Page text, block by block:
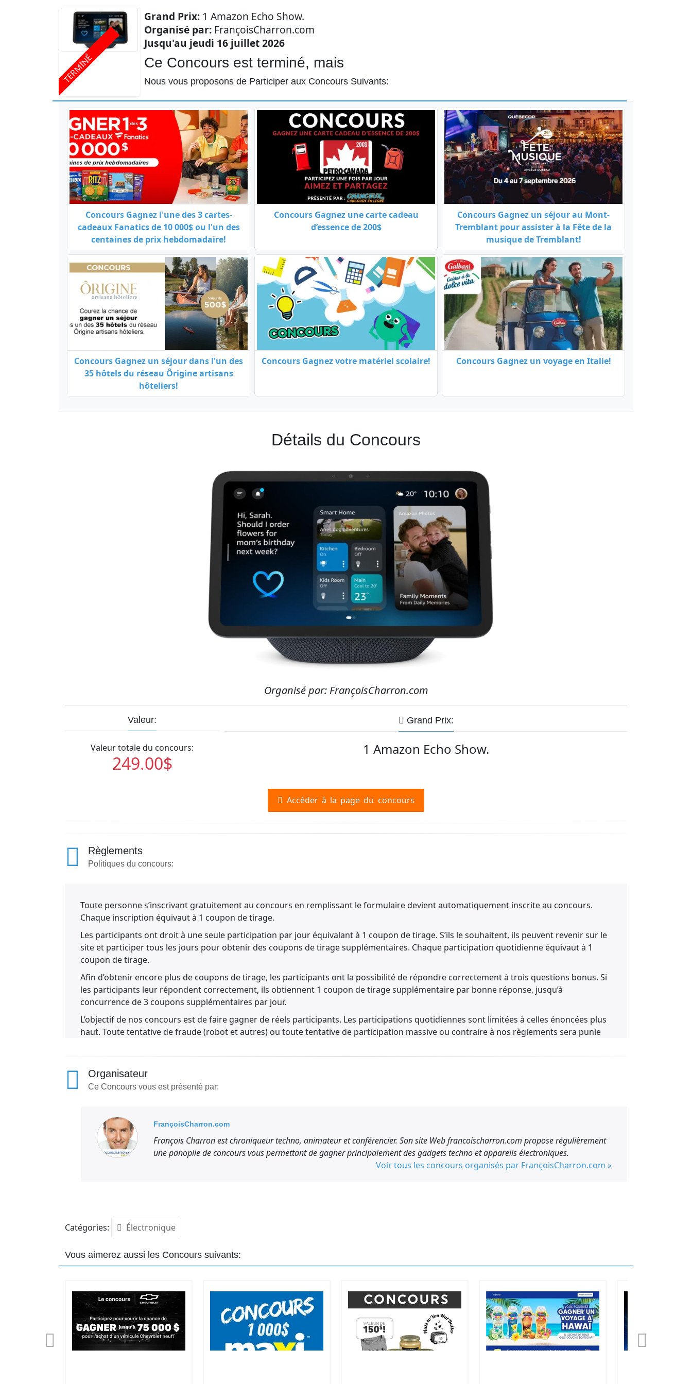
TERMINÉ
Grand Prix: 1 Amazon Echo Show.
Organisé par: FrançoisCharron.com
Jusqu'au jeudi 16 juillet 2026
Ce Concours est terminé, mais
Nous vous proposons de Participer aux Concours Suivants:
Concours Gagnez l'une des 3 cartes-
cadeaux Fanatics de 10 000$ ou l'un des
centaines de prix hebdomadaire!
Concours Gagnez une carte cadeau
d’essence de 200$
Concours Gagnez un séjour au Mont-
Tremblant pour assister à la Fête de la
musique de Tremblant!
Concours Gagnez un séjour dans l'un des
35 hôtels du réseau Ôrigine artisans
hôteliers!
Concours Gagnez votre matériel scolaire! Concours Gagnez un voyage en Italie!
Détails du Concours
Organisé par: FrançoisCharron.com
Valeur:
Valeur totale du concours:
249.00$
Grand Prix:
1 Amazon Echo Show.
Accéder à la page du concours
Règlements
Politiques du concours:
Toute personne s’inscrivant gratuitement au concours en remplissant le formulaire devient automatiquement inscrite au concours.
Chaque inscription équivaut à 1 coupon de tirage.
Les participants ont droit à une seule participation par jour équivalant à 1 coupon de tirage. S’ils le souhaitent, ils peuvent revenir sur le
site et participer tous les jours pour obtenir des coupons de tirage supplémentaires. Chaque participation quotidienne équivaut à 1
coupon de tirage.
Afin d’obtenir encore plus de coupons de tirage, les participants ont la possibilité de répondre correctement à trois questions bonus. Si
les participants leur répondent correctement, ils obtiennent 1 coupon de tirage supplémentaire par bonne réponse, jusqu’à
concurrence de 3 coupons supplémentaires par jour.
L’objectif de nos concours est de faire gagner de réels participants. Les participations quotidiennes sont limitées à celles énoncées plus
haut. Toute tentative de fraude (robot et autres) ou toute tentative de participation massive ou contraire à nos règlements sera punie
Francoischarron.com se réserve le droit de substituer les articles par d’autres articles similaires d'une valeur égale ou supérieure, et ce,
sans préavis. La valeur du prix n’est pas monnayable ni échangeable. Image du concours à titre indicatif seulement. Les articles peuvent
Le nom de la personne gagnante sera affiché sur le site francoischarron.com dans la section « Concours ».
En vertu du Chapitre L-6 alinéa 14 des règles sur les concours publicitaires, la personne gagnante a 30 jours pour réclamer son prix à
partir du moment où l’équipe de francoischarron.com a communiquée avec elle pour l’informer qu’elle est la personne gagnante. Au-
delà du délai de 30 jours, Synonyme Média se réserve le droit de disposer du prix à sa guise.
Organisateur
Ce Concours vous est présenté par:
FrançoisCharron.com
François Charron est chroniqueur techno, animateur et conférencier. Son site Web francoischarron.com propose régulièrement
une panoplie de concours vous permettant de gagner principalement des gadgets techno et appareils électroniques.
Voir tous les concours organisés par FrançoisCharron.com »
Catégories: Électronique
Vous aimerez aussi les Concours suivants:
M'INSCRIS!